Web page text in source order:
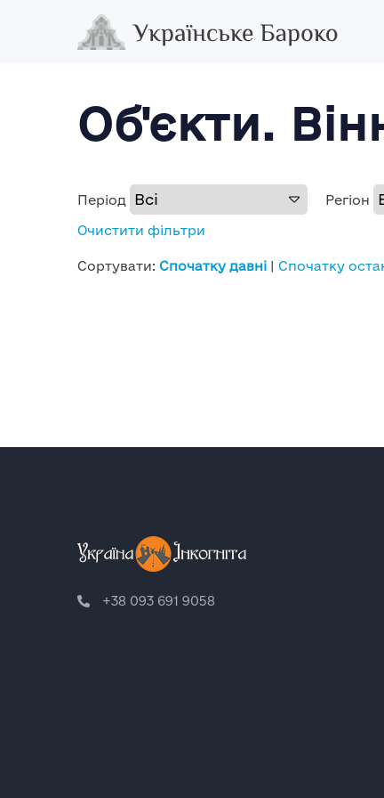
Об'єкти.
Період Регіон
Очистити фільтри
Сортувати: Спочатку давні | Спочатку
+38 093 691 9058